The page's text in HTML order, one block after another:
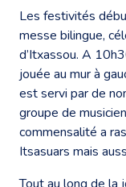
Les festivités
messe bilingue,
d’Itxassou. A
jouée au mur à
est servi par de
groupe de
commensalité a
Itsasuars mais